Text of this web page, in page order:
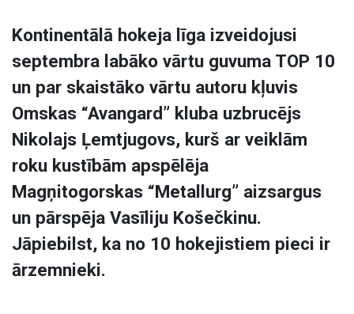
Kontinentālā hokeja līga izveidojusi
septembra labāko vārtu guvuma TOP 10
un par skaistāko vārtu autoru kļuvis
Omskas “Avangard” kluba uzbrucējs
Nikolajs Ļemtjugovs, kurš ar veiklām
roku kustībām apspēlēja
Magņitogorskas “Metallurg” aizsargus
un pārspēja Vasīliju Košečkinu.
Jāpiebilst, ka no 10 hokejistiem pieci ir
ārzemnieki.